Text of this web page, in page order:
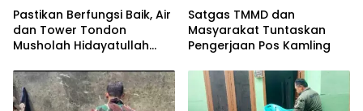
Pastikan Berfungsi Baik, Air
dan Tower Tondon
Musholah Hidayatullah
Satgas TMMD dan
Masyarakat Tuntaskan
Pengerjaan Pos Kamling